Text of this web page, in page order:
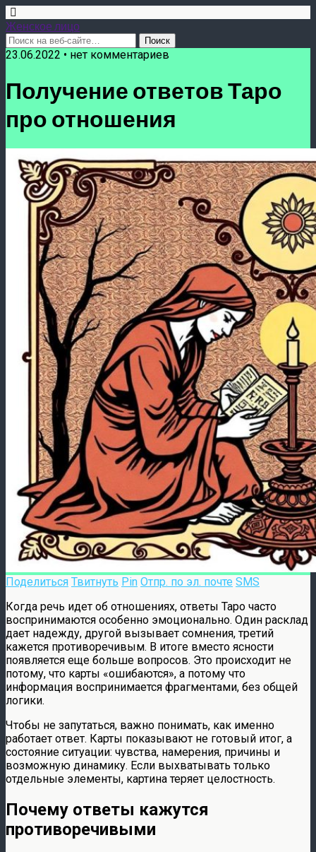
Женское лицо
23.06.2022 • нет комментариев
Получение ответов Таро
про отношения
Поделиться Твитнуть Pin Отпр. по эл. почте SMS
Когда речь идет об отношениях, ответы Таро часто
воспринимаются особенно эмоционально. Один расклад
дает надежду, другой вызывает сомнения, третий
кажется противоречивым. В итоге вместо ясности
появляется еще больше вопросов. Это происходит не
потому, что карты «ошибаются», а потому что
информация воспринимается фрагментами, без общей
логики.
Чтобы не запутаться, важно понимать, как именно
работает ответ. Карты показывают не готовый итог, а
состояние ситуации: чувства, намерения, причины и
возможную динамику. Если выхватывать только
отдельные элементы, картина теряет целостность.
Почему ответы кажутся
противоречивыми